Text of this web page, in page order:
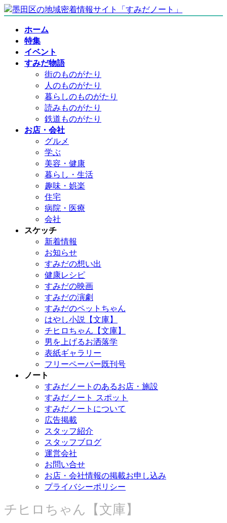
コ
ナ
ホーム
特集
イベント
すみだ物語
街のものがたり
人のものがたり
暮らしのものがたり
読みものがたり
鉄道ものがたり
お店・会社
グルメ
学ぶ
美容・健康
暮らし・生活
趣味・娯楽
住宅
病院・医療
会社
スケッチ
新着情報
お知らせ
すみだの想い出
健康レシピ
すみだの映画
すみだの演劇
すみだのペットちゃん
はやし小説【文庫】
チヒロちゃん【文庫】
男を上げるお洒落学
表紙ギャラリー
フリーペーパー既刊号
ノート
すみだノートのあるお店・施設
すみだノート スポット
すみだノートについて
広告掲載
スタッフ紹介
スタッフブログ
運営会社
お問い合せ
お店・会社情報の掲載お申し込み
プライバシーポリシー
チヒロちゃん【文庫】